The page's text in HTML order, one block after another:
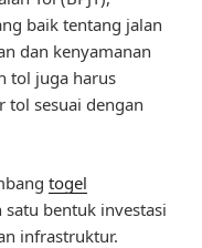
baik tentang jalan
dan kenyamanan
tol juga harus
tol sesuai dengan
togel
bentuk investasi
infrastruktur.